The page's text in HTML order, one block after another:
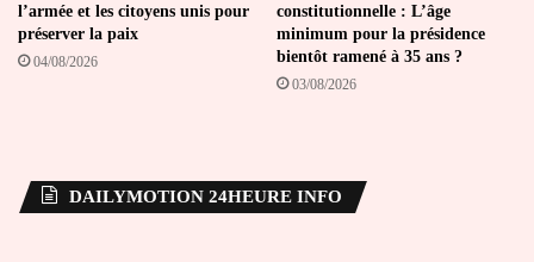
l’armée et les citoyens unis pour
préserver la paix
04/08/2026
constitutionnelle : L’âge
minimum pour la présidence
bientôt ramené à 35 ans ?
03/08/2026
DAILYMOTION 24HEURE INFO